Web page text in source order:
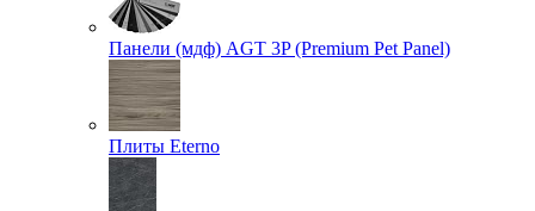
Панели (мдф) AGT 3P (Premium Pet Panel)
Плиты Eterno